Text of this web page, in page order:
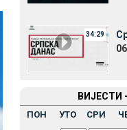
34:29
ВИЈЕСТИ
ПОН УТО СРИ